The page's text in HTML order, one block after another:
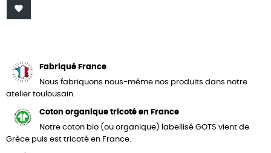

Fabriqué France
Nous fabriquons nous-même nos produits dans notre
atelier toulousain.
Coton organique tricoté en France
Notre coton bio (ou organique) labellisé GOTS vient de
Grèce puis est tricoté en France.